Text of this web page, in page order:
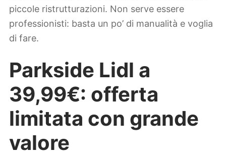
piccole ristrutturazioni. Non serve essere
professionisti: basta un po’ di manualità e voglia
di fare.
Parkside Lidl a
39,99€: offerta
limitata con grande
valore